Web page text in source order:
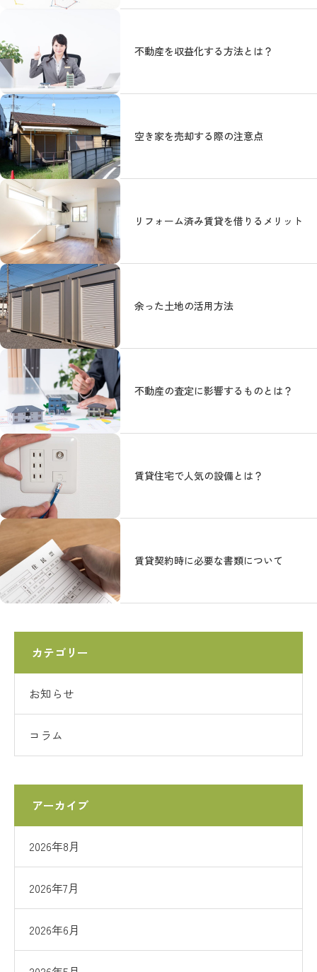
不動産を収益化する方法とは？
空き家を売却する際の注意点
リフォーム済み賃貸を借りるメリット
余った土地の活用方法
不動産の査定に影響するものとは？
賃貸住宅で人気の設備とは？
賃貸契約時に必要な書類について
カテゴリー
お知らせ
コラム
アーカイブ
2026年8月
2026年7月
2026年6月